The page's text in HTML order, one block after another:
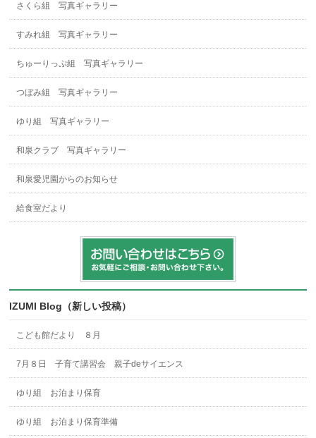
さくら組 写真ギャラリー
すみれ組 写真ギャラリー
ちゅーりっぷ組 写真ギャラリー
つぼみ組 写真ギャラリー
ゆり組 写真ギャラリー
和泉クラブ 写真ギャラリー
和泉愛児園からのお知らせ
給食室だより
IZUMI Blog（新しい投稿）
こども館だより ８月
7月８日 子育て講習会 親子deサイエンス
ゆり組 お泊まり保育
ゆり組 お泊まり保育準備